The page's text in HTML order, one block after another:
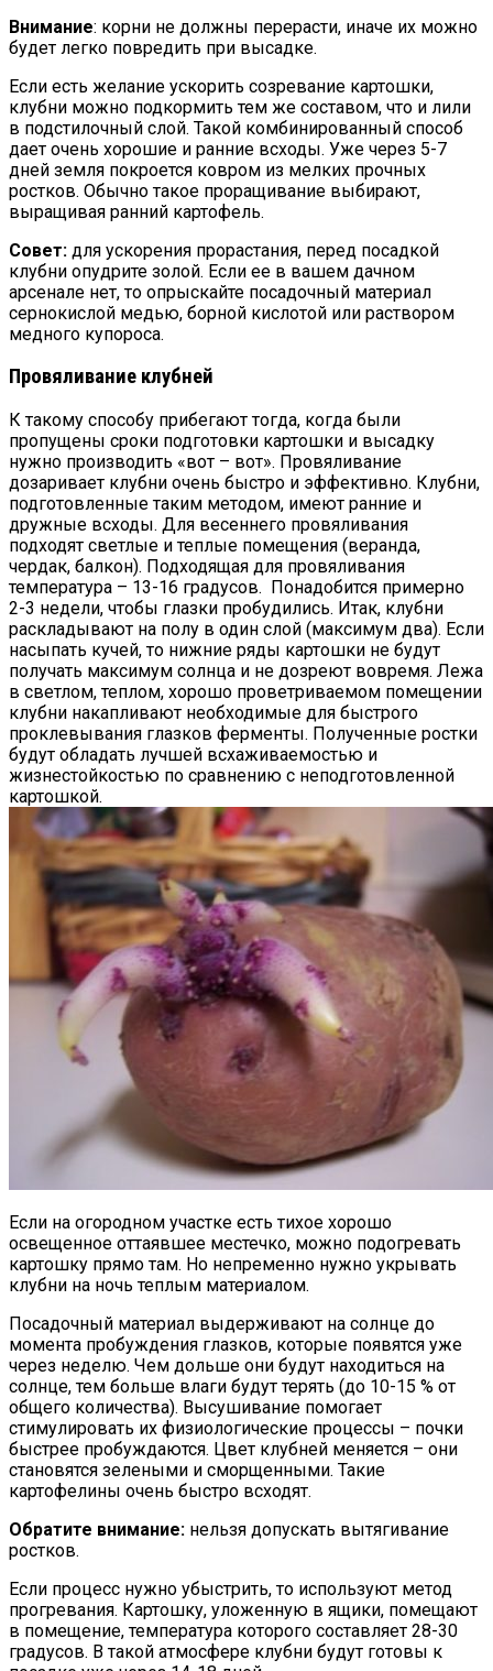
Внимание: корни не должны перерасти, иначе их можно
будет легко повредить при высадке.
Если есть желание ускорить созревание картошки,
клубни можно подкормить тем же составом, что и лили
в подстилочный слой. Такой комбинированный способ
дает очень хорошие и ранние всходы. Уже через 5-7
дней земля покроется ковром из мелких прочных
ростков. Обычно такое проращивание выбирают,
выращивая ранний картофель.
Совет: для ускорения прорастания, перед посадкой
клубни опудрите золой. Если ее в вашем дачном
арсенале нет, то опрыскайте посадочный материал
сернокислой медью, борной кислотой или раствором
медного купороса.
Провяливание клубней
К такому способу прибегают тогда, когда были
пропущены сроки подготовки картошки и высадку
нужно производить «вот – вот». Провяливание
дозаривает клубни очень быстро и эффективно. Клубни,
подготовленные таким методом, имеют ранние и
дружные всходы. Для весеннего провяливания
подходят светлые и теплые помещения (веранда,
чердак, балкон). Подходящая для провяливания
температура – 13-16 градусов. Понадобится примерно
2-3 недели, чтобы глазки пробудились. Итак, клубни
раскладывают на полу в один слой (максимум два). Если
насыпать кучей, то нижние ряды картошки не будут
получать максимум солнца и не дозреют вовремя. Лежа
в светлом, теплом, хорошо проветриваемом помещении
клубни накапливают необходимые для быстрого
проклевывания глазков ферменты. Полученные ростки
будут обладать лучшей всхаживаемостью и
жизнестойкостью по сравнению с неподготовленной
картошкой.
Если на огородном участке есть тихое хорошо
освещенное оттаявшее местечко, можно подогревать
картошку прямо там. Но непременно нужно укрывать
клубни на ночь теплым материалом.
Посадочный материал выдерживают на солнце до
момента пробуждения глазков, которые появятся уже
через неделю. Чем дольше они будут находиться на
солнце, тем больше влаги будут терять (до 10-15 % от
общего количества). Высушивание помогает
стимулировать их физиологические процессы – почки
быстрее пробуждаются. Цвет клубней меняется – они
становятся зелеными и сморщенными. Такие
картофелины очень быстро всходят.
Обратите внимание: нельзя допускать вытягивание
ростков.
Если процесс нужно убыстрить, то используют метод
прогревания. Картошку, уложенную в ящики, помещают
в помещение, температура которого составляет 28-30
градусов. В такой атмосфере клубни будут готовы к